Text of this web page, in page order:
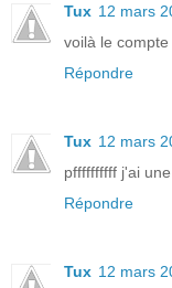
Tux 12 mars
voilà le
Répondre
Tux 12 mars
pffffffffff j'ai
Répondre
Tux 12 mars